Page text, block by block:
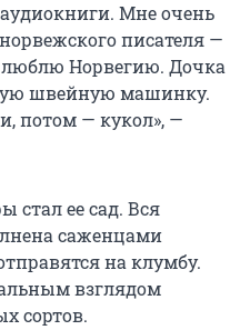
Мне очень
писателя —
Норвегию. Дочка
швейную машинку.
потом — кукол», —
стал ее сад. Вся
саженцами
на клумбу.
взглядом
сортов.